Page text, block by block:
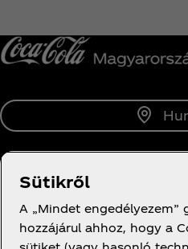
Sütikről
A „Mindet engedélyezem”
hozzájárul ahhoz, hogy a